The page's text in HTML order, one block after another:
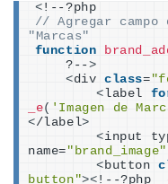
< !--?php
// Agregar campo
"Marcas"
function
    ?--
>
<div class=
< label
_e( 'Imagen de
</label>
<input
name= "brand_image"
<button
button">< !--?php